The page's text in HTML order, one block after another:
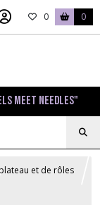
0 0
meet needles"
et de rôles